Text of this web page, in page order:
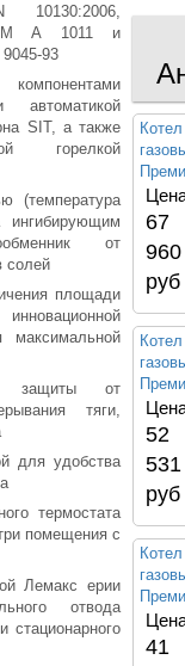
10130:2006,
A 1011 и
93
автоматикой
SIT, а также
горелкой
(температура
ингибирующим
от
солей
площади
максимальной
защиты от
тяги,
для удобства
термостата
помещения с
Лемакс ерии
отвода
стационарного
67
960
руб
52
531
руб
41